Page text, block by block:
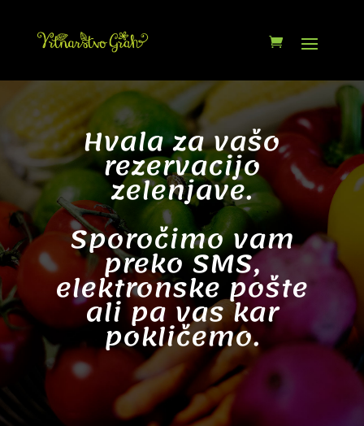
Hvala za vašo
rezervacijo
zelenjave.
Sporočimo vam
preko SMS,
elektronske pošte
ali pa vas kar
pokličemo.